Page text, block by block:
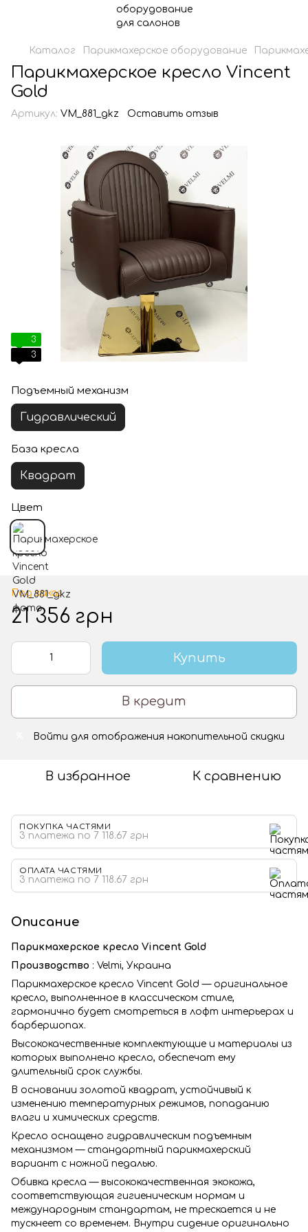
Каталог Парикмахерское оборудование
Парикмахерское кресло Vincent
Gold
Артикул: VM_881_gkz Оставить отзыв
3
3
Подъемный механизм
Гидравлический
База кресла
Квадрат
Цвет
Под заказ
21 356 грн
Купить
В кредит
Войти для отображения накопительной скидки
В избранное К сравнению
ПОКУПКА ЧАСТЯМИ
3 платежа по 7 118.67 грн
ОПЛАТА ЧАСТЯМИ
3 платежа по 7 118.67 грн
Описание
Парикмахерское кресло Vincent Gold
Производство : Velmi, Украина
Парикмахерское кресло Vincent Gold — оригинальное
кресло, выполненное в классическом стиле,
гармонично будет смотреться в лофт интерьерах и
барбершопах.
Высококачественные комплектующие и материалы из
которых выполнено кресло, обеспечат ему
длительный срок службы.
В основании золотой квадрат, устойчивый к
изменению температурных режимов, попаданию
влаги и химических средств.
Кресло оснащено гидравлическим подъемным
механизмом — стандартный парикмахерский
вариант с ножной педалью.
Обивка кресла — высококачественная экокожа,
соответствующая гигиеническим нормам и
международным стандартам, не трескается и не
тускнеет со временем. Внутри сидение оригинально